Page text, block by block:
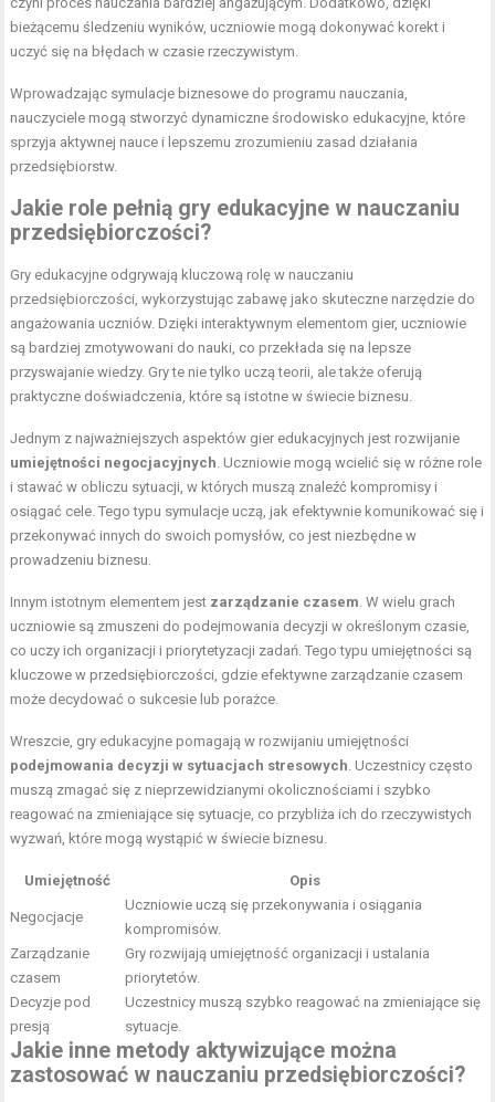
bieżącemu śledzeniu wyników, uczniowie mogą dokonywać korekt i
uczyć się na błędach w czasie rzeczywistym.
Wprowadzając symulacje biznesowe do programu nauczania,
nauczyciele mogą stworzyć dynamiczne środowisko edukacyjne, które
sprzyja aktywnej nauce i lepszemu zrozumieniu zasad działania
przedsiębiorstw.
Jakie role pełnią gry edukacyjne w nauczaniu
przedsiębiorczości?
Gry edukacyjne odgrywają kluczową rolę w nauczaniu
przedsiębiorczości, wykorzystując zabawę jako skuteczne narzędzie do
angażowania uczniów. Dzięki interaktywnym elementom gier, uczniowie
są bardziej zmotywowani do nauki, co przekłada się na lepsze
przyswajanie wiedzy. Gry te nie tylko uczą teorii, ale także oferują
praktyczne doświadczenia, które są istotne w świecie biznesu.
Jednym z najważniejszych aspektów gier edukacyjnych jest rozwijanie
umiejętności negocjacyjnych . Uczniowie mogą wcielić się w różne role
i stawać w obliczu sytuacji, w których muszą znaleźć kompromisy i
osiągać cele. Tego typu symulacje uczą, jak efektywnie komunikować się i
przekonywać innych do swoich pomysłów, co jest niezbędne w
prowadzeniu biznesu.
Innym istotnym elementem jest zarządzanie czasem . W wielu grach
uczniowie są zmuszeni do podejmowania decyzji w określonym czasie,
co uczy ich organizacji i priorytetyzacji zadań. Tego typu umiejętności są
kluczowe w przedsiębiorczości, gdzie efektywne zarządzanie czasem
może decydować o sukcesie lub porażce.
Wreszcie, gry edukacyjne pomagają w rozwijaniu umiejętności
podejmowania decyzji w sytuacjach stresowych . Uczestnicy często
muszą zmagać się z nieprzewidzianymi okolicznościami i szybko
reagować na zmieniające się sytuacje, co przybliża ich do rzeczywistych
wyzwań, które mogą wystąpić w świecie biznesu.
Umiejętność Opis
Negocjacje
Uczniowie uczą się przekonywania i osiągania
kompromisów.
Zarządzanie
czasem
Gry rozwijają umiejętność organizacji i ustalania
priorytetów.
Decyzje pod
presją
Uczestnicy muszą szybko reagować na zmieniające się
sytuacje.
Jakie inne metody aktywizujące można
zastosować w nauczaniu przedsiębiorczości?